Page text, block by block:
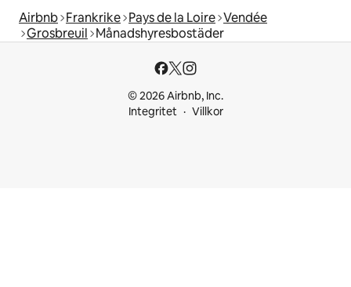
Airbnb Frankrike Pays de la Loire Vendée
Grosbreuil Månadshyresbostäder
© 2026 Airbnb, Inc.
Integritet
Villkor